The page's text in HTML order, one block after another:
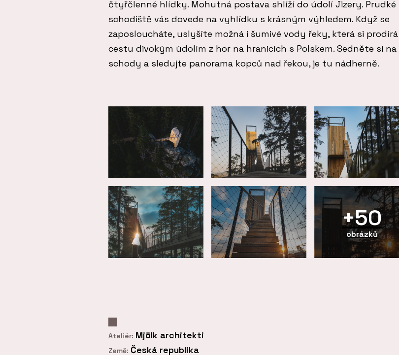
čtyřčlenné hlídky. Mohutná postava shlíží do údolí Jizery. Prudké
schodiště vás dovede na vyhlídku s krásným výhledem. Když se
zaposloucháte, uslyšíte možná i šumivé vody řeky, která si prodírá
cestu divokým údolím z hor na hranicích s Polskem. Sedněte si na
schody a sledujte panorama kopců nad řekou, je tu nádherně.
+50
obrázků
Ateliér: Mjölk architekti
Země: Česká republika